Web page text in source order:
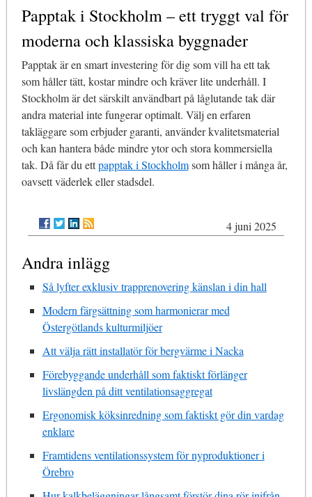
Papptak i Stockholm – ett tryggt val för
moderna och klassiska byggnader
Papptak är en smart investering för dig som vill ha ett tak
som håller tätt, kostar mindre och kräver lite underhåll. I
Stockholm är det särskilt användbart på låglutande tak där
andra material inte fungerar optimalt. Välj en erfaren
takläggare som erbjuder garanti, använder kvalitetsmaterial
och kan hantera både mindre ytor och stora kommersiella
tak. Då får du ettpapptak i Stockholmsom håller i många år,
oavsett väderlek eller stadsdel.
4 juni 2025
Andra inlägg
Så lyfter exklusiv trapprenovering känslan i din hall
Modern färgsättning som harmonierar med
Östergötlands kulturmiljöer
Att välja rätt installatör för bergvärme i Nacka
Förebyggande underhåll som faktiskt förlänger
livslängden på ditt ventilationsaggregat
Ergonomisk köksinredning som faktiskt gör din vardag
enklare
Framtidens ventilationssystem för nyproduktioner i
Örebro